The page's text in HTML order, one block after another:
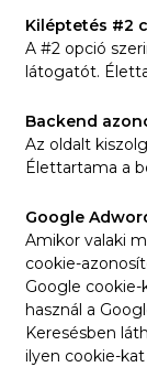
Kiléptetés #2
A #2 opció
látogatót.
Backend
Az oldalt
Élettartama a
Google
Amikor valaki
cookie-
Google cookie-
használ a
Keresésben
ilyen cookie-